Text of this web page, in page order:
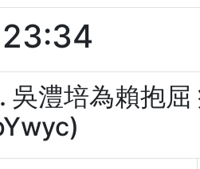
吳澧培為賴抱